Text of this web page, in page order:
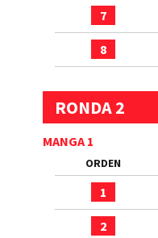
7
8
RONDA 2
MANGA 1
ORDEN
1
2